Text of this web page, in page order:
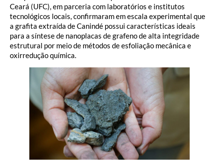
Ceará (UFC), em parceria com laboratórios e institutos
tecnológicos locais, confirmaram em escala experimental que
a grafita extraída de Canindé possui características ideais
para a síntese de nanoplacas de grafeno de alta integridade
estrutural por meio de métodos de esfoliação mecânica e
oxirredução química.